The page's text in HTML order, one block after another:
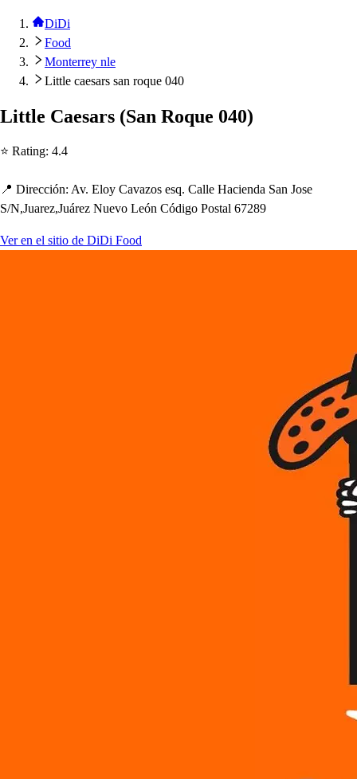
DiDi
Food
Monterrey nle
Little caesars san roque 040
Little Caesars (San Roque 040)
⭐ Rating: 4.4
📍 Dirección: Av. Eloy Cavazos esq. Calle Hacienda San Jose
S/N,Juarez,Juárez Nuevo León Código Postal 67289
Ver en el sitio de DiDi Food